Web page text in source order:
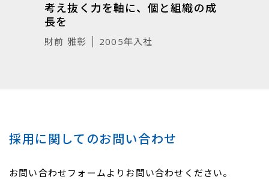
考え抜く力を軸に、個と組織の成
長を
財前 雅彰 2005年入社
採用に関してのお問い合わせ
お問い合わせフォームよりお問い合わせください。